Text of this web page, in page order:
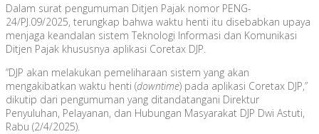
Dalam surat pengumuman Ditjen Pajak nomor PENG-
24/PJ.09/2025, terungkap bahwa waktu henti itu disebabkan upaya
menjaga keandalan sistem Teknologi Informasi dan Komunikasi
Ditjen Pajak khususnya aplikasi Coretax DJP.
“DJP akan melakukan pemeliharaan sistem yang akan
mengakibatkan waktu henti (downtime) pada aplikasi Coretax DJP,”
dikutip dari pengumuman yang ditandatangani Direktur
Penyuluhan, Pelayanan, dan Hubungan Masyarakat DJP Dwi Astuti,
Rabu (2/4/2025).